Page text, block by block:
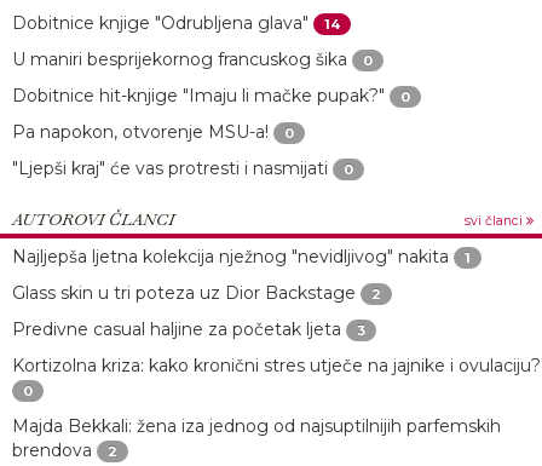
Dobitnice knjige "Odrubljena glava" 14
U maniri besprijekornog francuskog šika 0
Dobitnice hit-knjige "Imaju li mačke pupak?" 0
Pa napokon, otvorenje MSU-a! 0
"Ljepši kraj" će vas protresti i nasmijati 0
AUTOROVI ČLANCI svi članci
Najljepša ljetna kolekcija nježnog "nevidljivog" nakita 1
Glass skin u tri poteza uz Dior Backstage 2
Predivne casual haljine za početak ljeta 3
Kortizolna kriza: kako kronični stres utječe na jajnike i ovulaciju?
0
Majda Bekkali: žena iza jednog od najsuptilnijih parfemskih
brendova
2